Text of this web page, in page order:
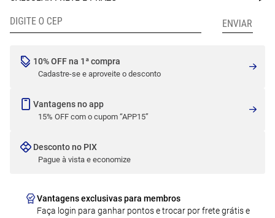
10% OFF na 1ª compra
Cadastre-se e aproveite o desconto
Vantagens no app
15% OFF com o cupom “APP15”
Desconto no PIX
Pague à vista e economize
Vantagens exclusivas para membros
Faça login para ganhar pontos e trocar por frete grátis e